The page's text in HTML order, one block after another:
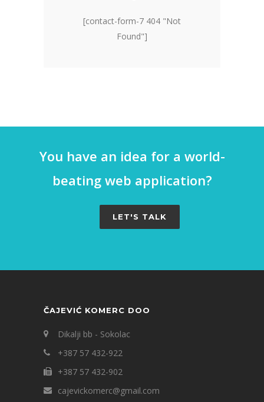
[contact-form-7 404 "Not
Found"]
You have an idea for a world-
beating web application?
LET'S TALK
ČAJEVIĆ KOMERC DOO
Dikalji bb - Sokolac
+387 57 432-922
+387 57 432-902
cajevickomerc@gmail.com